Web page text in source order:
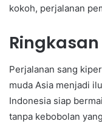
kokoh, perjalanan
Ringkasan
Perjalanan sang
muda Asia menjadi
Indonesia siap
tanpa kebobolan